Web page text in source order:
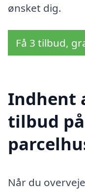
ønsket dig.
Få 3 tilbud,
Indhent
tilbud
Når du